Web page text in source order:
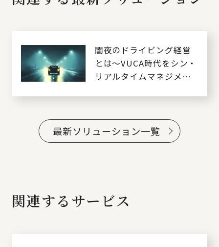
闇夜のドライビング経営
とは～VUCA時代をシン・
リアルタイムマネジメン
最新ソリューション一覧
関連するサービス